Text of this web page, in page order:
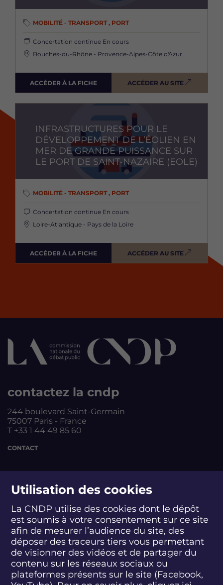
Utilisation des cookies
La CNDP utilise des cookies dont le dépôt
est soumis à votre consentement sur ce site
afin de mesurer l’audience du site, des
déposer des traceurs tiers vous permettant
de visionner des vidéos et de partager du
contenu sur les réseaux sociaux ou
plateformes présents sur le site (Facebook,
MOBILITÉ - TRANSPORT , PORT
Concertation continue En cours
Bouches-du-Rhône - Provence-Alpes-Côte d'Azur
ACCÉDER À LA FICHE ACCÉDER AU SITE
INFRASTRUCTURES POUR LE
DÉVELOPPEMENT DE L’ÉOLIEN EN
MER DE GRANDE PUISSANCE SUR
LE PORT DE SAINT-NAZAIRE (EOLE)
MOBILITÉ - TRANSPORT , PORT
Concertation continue En cours
Loire-Atlantique - Pays de la Loire
ACCÉDER À LA FICHE ACCÉDER AU SITE
contactez la cndp
244 boulevard Saint-Germain
75007 Paris - France
T +33 1 44 49 85 60
CONTACT
S
u
e
z
S
u
i
v
e
z
-
S
u
i
v
e
z
-
S
u
i
v
e
z
-
S
u
i
v
e
z
-
S
u
i
v
e
z
-
S
u
i
v
e
-
abonnez-vous
S'INSCRIRE À LA NEWSLETTER